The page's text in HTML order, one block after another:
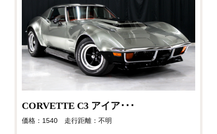
CORVETTE C3 アイア･･･
価格：1540 走行距離：不明